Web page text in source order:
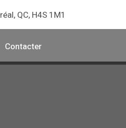
QC, H4S 1M1
Contacter